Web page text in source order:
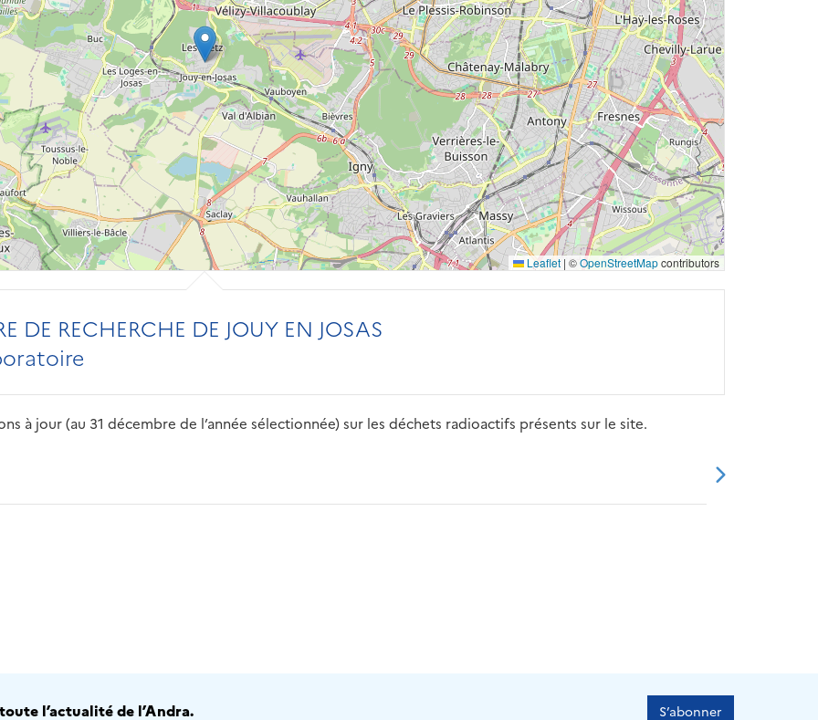
Leaflet | ©OpenStreetMapcontributors
DE RECHERCHE DE JOUY EN JOSAS
à jour (au 31 décembre de l’année sélectionnée) sur les déchets radioactifs présents sur le site.
l’actualité de l’Andra. S’abonner